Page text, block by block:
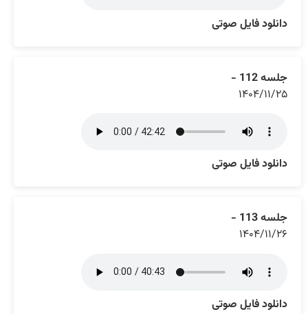
دانلود فایل صوتی
جلسه 112 -
۱۴۰۴/۱۱/۲۵
دانلود فایل صوتی
جلسه 113 -
۱۴۰۴/۱۱/۲۶
دانلود فایل صوتی